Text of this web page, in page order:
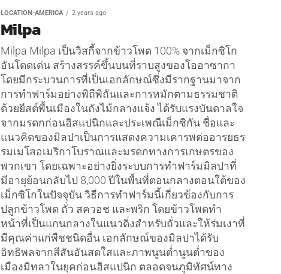
LOCATION-AMERICA 2 years ago
Milpa
Milpa Milpa เป็นวิสกี้จากข้าวโพด 100% จากเม็กซิโก
อันโดดเด่น สร้างสรรค์ขึ้นบนที่ราบสูงของโออาซากา
โดยมีกระบวนการที่เป็นเอกลักษณ์ซึ่งมีรากฐานมาจาก
การทำฟาร์มอย่างพิถีพิถันและการหมักตามธรรมชาติ
ด้วยยีสต์พื้นเมืองในถังไม้กลางแจ้ง ได้รับแรงบันดาลใจ
จากมรดกก่อนฮิสแปนิกและประเพณีเม็กซิกัน ชื่อและ
แนวคิดของมิลปาเป็นการแสดงความเคารพต่ออารยธร
รมเมโสอเมริกาโบราณและมรดกทางการเกษตรของ
พวกเขา โดยเฉพาะอย่างยิ่งระบบการทำฟาร์มมิลปาที่
มีอายุย้อนกลับไป 8,000 ปีในพื้นที่ตอนกลางตอนใต้ของ
เม็กซิโกในปัจจุบัน วิธีการทำฟาร์มนี้เกี่ยวข้องกับการ
ปลูกข้าวโพด ถั่ว สควอช และพริก โดยข้าวโพดทำ
หน้าที่เป็นแกนกลางในแนวดิ่งสำหรับถั่วและให้ร่มเงาที่
มีคุณค่าแก่พืชชนิดอื่น เอกลักษณ์ของมิลปาได้รับ
อิทธิพลจากสีสันอันสดใสและภาพนูนต่ำนูนต่ำของ
เมืองมิทลาในยุคก่อนฮิสแปนิก ตลอดจนภูมิทัศน์ทาง